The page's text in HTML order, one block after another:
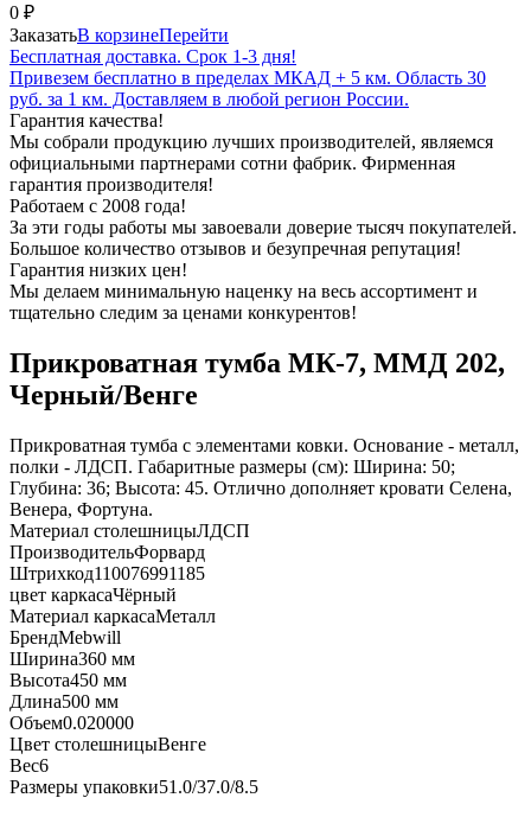
0 ₽
ЗаказатьВ корзинеПерейти
Бесплатная доставка. Срок 1-3 дня!
Привезем бесплатно в пределах МКАД + 5 км. Область 30
руб. за 1 км. Доставляем в любой регион России.
Гарантия качества!
Мы собрали продукцию лучших производителей, являемся
официальными партнерами сотни фабрик. Фирменная
гарантия производителя!
Работаем с 2008 года!
За эти годы работы мы завоевали доверие тысяч покупателей.
Большое количество отзывов и безупречная репутация!
Гарантия низких цен!
Мы делаем минимальную наценку на весь ассортимент и
тщательно следим за ценами конкурентов!
Прикроватная тумба МК-7, ММД 202,
Черный/Венге
Прикроватная тумба с элементами ковки. Основание - металл,
полки - ЛДСП. Габаритные размеры (см): Ширина: 50;
Глубина: 36; Высота: 45. Отлично дополняет кровати Селена,
Венера, Фортуна.
Материал столешницыЛДСП
ПроизводительФорвард
Штрихкод110076991185
цвет каркасаЧёрный
Материал каркасаМеталл
БрендMebwill
Ширина360 мм
Высота450 мм
Длина500 мм
Объем0.020000
Цвет столешницыВенге
Вес6
Размеры упаковки51.0/37.0/8.5